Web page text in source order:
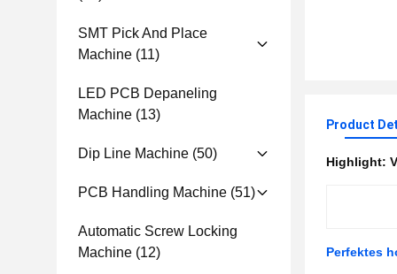
SMT Pick And Place
Machine (11)
LED PCB Depaneling
Machine (13)
Dip Line Machine (50)
PCB Handling Machine (51)
Automatic Screw Locking
Machine (12)
Product
Highlight:
Perfektes